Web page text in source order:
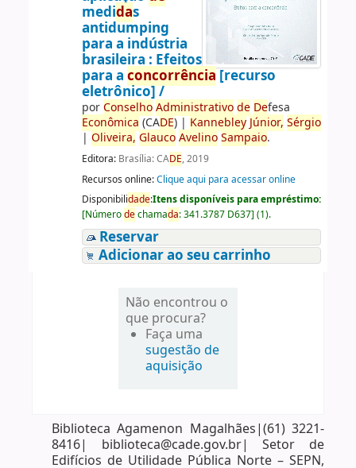
medidas
antidumping
para a indústria
brasileira : Efeitos
para a concorrência [recurso
eletrônico] /
porConselho Administrativo de Defesa
Econômica (CADE)| Kannebley Júnior, Sérgio
| Oliveira, Glauco Avelino Sampaio.
Editora: Brasília: CADE, 2019
Recursos online:Clique aqui para acessar online
Disponibilidade:Itens disponíveis para empréstimo:
[Númerodechamada:341.3787 D637] (1).
Reservar
Adicionar ao seu carrinho
Não encontrou o
que procura?
Faça uma
sugestão de
aquisição
Biblioteca Agamenon Magalhães|(61) 3221-
8416| biblioteca@cade.gov.br| Setor de
Edifícios de Utilidade Pública Norte – SEPN,